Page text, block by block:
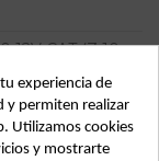
12V CAT (Z 10
experiencia de
y permiten realizar
Utilizamos cookies
y mostrarte